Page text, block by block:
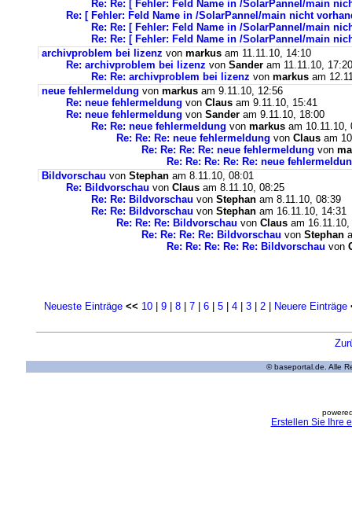
Re: Re: [ Fehler: Feld Name in /SolarPannel/main
Re: [ Fehler: Feld Name in /SolarPannel/main nicht
Re: Re: [ Fehler: Feld Name in /SolarPannel/main
Re: Re: [ Fehler: Feld Name in /SolarPannel/main
archivproblem bei lizenz von markus am 11.11.10, 14:10
Re: archivproblem bei lizenz von Sander am 11.11.10, 17:20
Re: Re: archivproblem bei lizenz von markus am
neue fehlermeldung von markus am 9.11.10, 12:56
Re: neue fehlermeldung von Claus am 9.11.10, 15:41
Re: neue fehlermeldung von Sander am 9.11.10, 18:00
Re: Re: neue fehlermeldung von markus am 10.11.10,
Re: Re: Re: neue fehlermeldung von Claus am
Re: Re: Re: Re: neue fehlermeldung von
Re: Re: Re: Re: Re: neue
Bildvorschau von Stephan am 8.11.10, 08:01
Re: Bildvorschau von Claus am 8.11.10, 08:25
Re: Re: Bildvorschau von Stephan am 8.11.10, 08:39
Re: Re: Bildvorschau von Stephan am 16.11.10, 14:31
Re: Re: Re: Bildvorschau von Claus am
Re: Re: Re: Re: Bildvorschau von Stephan
Re: Re: Re: Re: Re: Bildvorschau von
Neueste Einträge << 10 9 8 7 6 5 4 3 2 Neuere Einträge
© baseportal.de. Alle
Erstellen Sie Ihre